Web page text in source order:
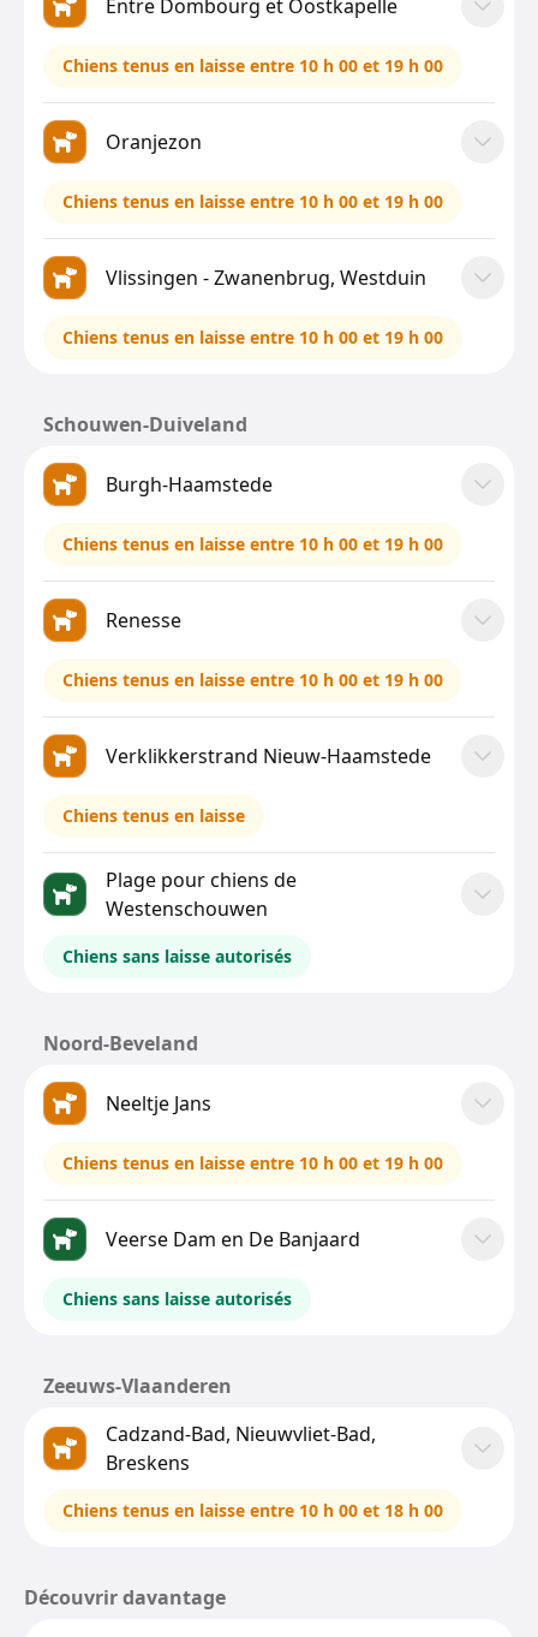
Entre Dombourg et Oostkapelle
Chiens tenus en laisse entre 10 h 00 et 19 h 00
Oranjezon
Chiens tenus en laisse entre 10 h 00 et 19 h 00
Vlissingen - Zwanenbrug, Westduin
Chiens tenus en laisse entre 10 h 00 et 19 h 00
Schouwen-Duiveland
Burgh-Haamstede
Chiens tenus en laisse entre 10 h 00 et 19 h 00
Renesse
Chiens tenus en laisse entre 10 h 00 et 19 h 00
Verklikkerstrand Nieuw-Haamstede
Chiens tenus en laisse
Plage pour chiens de
Westenschouwen
Chiens sans laisse autorisés
Noord-Beveland
Neeltje Jans
Chiens tenus en laisse entre 10 h 00 et 19 h 00
Veerse Dam en De Banjaard
Chiens sans laisse autorisés
Zeeuws-Vlaanderen
Cadzand-Bad, Nieuwvliet-Bad,
Breskens
Chiens tenus en laisse entre 10 h 00 et 18 h 00
Découvrir davantage